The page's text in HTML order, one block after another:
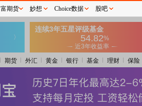
期货 外汇 黄金 银行 基金 理财 保险
期货 妙想 Choice数据 股吧